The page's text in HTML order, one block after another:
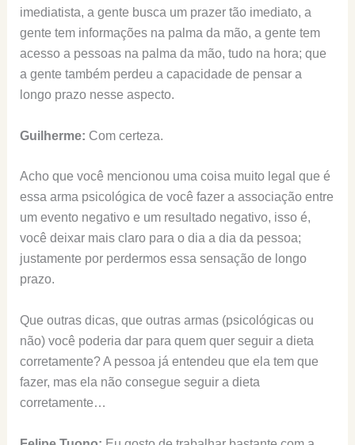
imediatista, a gente busca um prazer tão imediato, a
gente tem informações na palma da mão, a gente tem
acesso a pessoas na palma da mão, tudo na hora; que
a gente também perdeu a capacidade de pensar a
longo prazo nesse aspecto.
Guilherme: Com certeza.
Acho que você mencionou uma coisa muito legal que é
essa arma psicológica de você fazer a associação entre
um evento negativo e um resultado negativo, isso é,
você deixar mais claro para o dia a dia da pessoa;
justamente por perdermos essa sensação de longo
prazo.
Que outras dicas, que outras armas (psicológicas ou
não) você poderia dar para quem quer seguir a dieta
corretamente? A pessoa já entendeu que ela tem que
fazer, mas ela não consegue seguir a dieta
corretamente…